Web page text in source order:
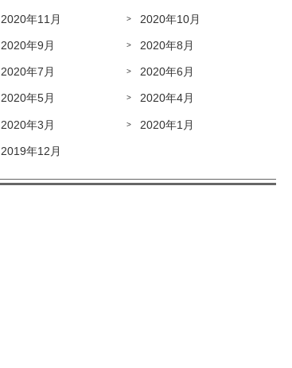
2020年11月 2020年10月
2020年9月 2020年8月
2020年7月 2020年6月
2020年5月 2020年4月
2020年3月 2020年1月
2019年12月